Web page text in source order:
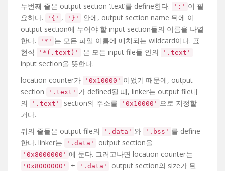
두번째 줄은 output section ‘.text’를 define한다.
':' 이 필
요하다.
'{' , '}'
안에, output section name 뒤에 이
output section에 두어야 할 input section들의 이름을 나열
한다.
'*' 는 모든 파일 이름에 매치되는 wildcard이다. 표
현식
'*(.text)' 은 모든 input file들 안의 '.text'
input section을 뜻한다.
location counter가
'0x10000' 이었기 때문에, output
section
'.text' 가 defined될 때, linker는 output file내
의
'.text' section의 주소를 '0x10000' 으로 지정할
거다.
뒤의 줄들은 output file의
'.data' 와 '.bss' 를 define
한다. linker는
'.data' output section을
'0x8000000' 에 둔다. 그러고나면 location counter는
'0x8000000' + '.data'
output section의 size가 된